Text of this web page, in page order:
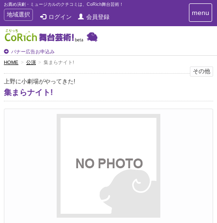
お薦め演劇・ミュージカルのクチコミは、CoRich舞台芸術！
T
o
g
g
e
n
a
v
i
g
地域選択 ログイン 会員登録
バナー広告お申込み
T
o
n
i
g
menu
HOME 公演 集まらナイト!
その他
上野に小劇場がやってきた!
集まらナイト!